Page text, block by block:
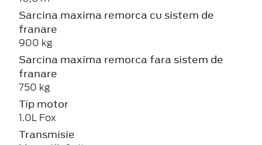
Sarcina maxima remorca cu sistem de
franare
900 kg
Sarcina maxima remorca fara sistem de
franare
750 kg
Tip motor
1.0L Fox
Transmisie